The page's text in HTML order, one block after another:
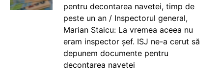
pentru decontarea navetei, timp de
peste un an / Inspectorul general,
Marian Staicu: La vremea aceea nu
eram inspector șef. ISJ ne-a cerut să
depunem documente pentru
decontarea navetei